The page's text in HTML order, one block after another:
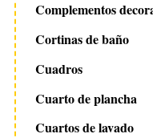
Complementos
Cortinas de baño
Cuadros
Cuarto de plancha
Cuartos de lavado